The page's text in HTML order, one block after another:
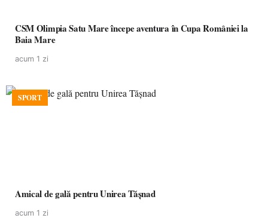
CSM Olimpia Satu Mare începe aventura în Cupa României la
Baia Mare
acum 1 zi
SPORT
Amical de gală pentru Unirea Tășnad
acum 1 zi